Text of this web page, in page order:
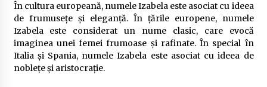
În cultura europeană, numele Izabela este asociat cu ideea
de frumusețe și eleganță. În țările europene, numele
Izabela este considerat un nume clasic, care evocă
imaginea unei femei frumoase și rafinate. În special în
Italia și Spania, numele Izabela este asociat cu ideea de
noblețe și aristocrație.